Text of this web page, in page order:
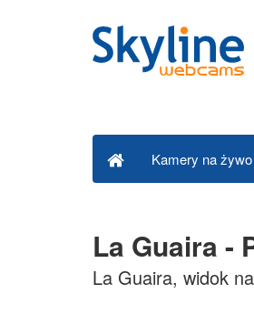
Kamery na żywo
La Guaira -
La Guaira, widok